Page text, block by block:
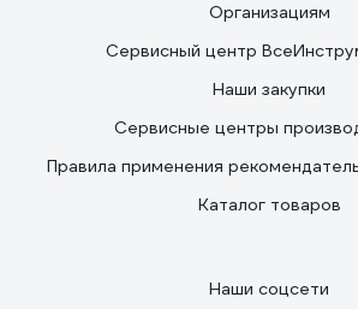
Организациям
Сервисный центр
Наши закупки
Сервисные центры
Правила применения
Каталог товаров
Наши соцсети